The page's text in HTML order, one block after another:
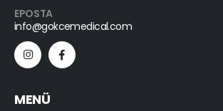
EPOSTA
info@gokcemedical.com
MENÜ